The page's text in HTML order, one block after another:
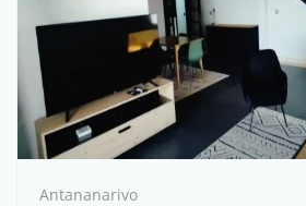
Antananarivo